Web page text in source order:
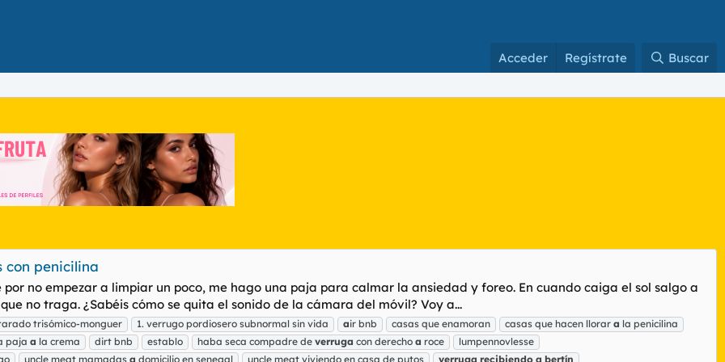
Acceder Regístrate Buscar
con penicilina
no empezar a limpiar un poco, me hago una paja para calmar la ansiedad y foreo. En cuando caiga el sol salgo a
no traga. ¿Sabéis cómo se quita el sonido de la cámara del móvil? Voy a...
trisómico-monguer 1. verrugo pordiosero subnormal sin vida air bnb casas que enamoran casas que hacen llorar a la penicilina
paja a la crema dirt bnb establo haba seca compadre de verruga con derecho a roce
lumpennovlesse
uncle meat mamadas a domicilio en senegal uncle meat viviendo en casa de putos verruga recibiendo a bertín